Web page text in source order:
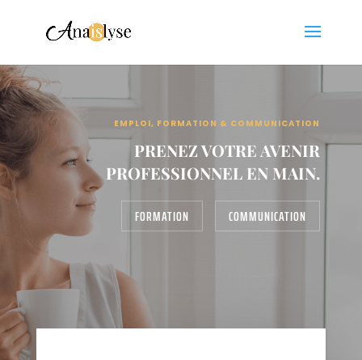
EMPLOI, FORMATION & COMMUNICATION
PRENEZ VOTRE AVENIR
PROFESSIONNEL EN MAIN.
FORMATION COMMUNICATION